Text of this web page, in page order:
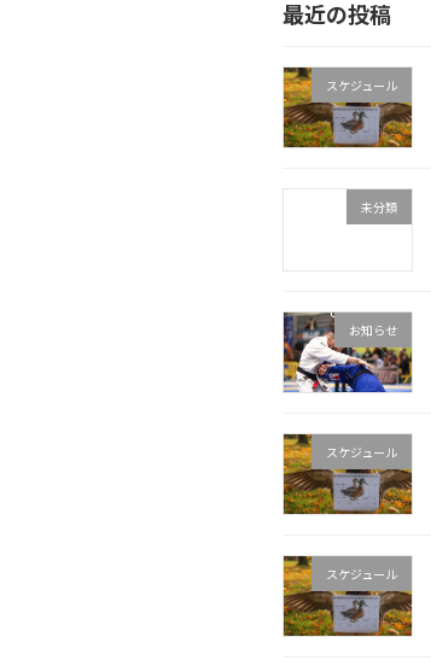
最近の投稿
スケジュール
未分類
お知らせ
スケジュール
スケジュール